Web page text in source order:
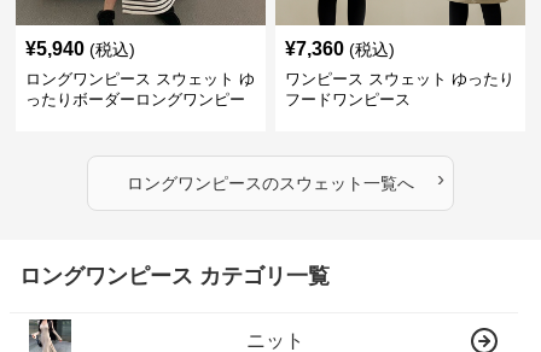
¥5,940 (税込)
ロングワンピース スウェット ゆ
ったりボーダーロングワンピー
¥7,360 (税込)
ワンピース スウェット ゆったり
フードワンピース
ロングワンピースのスウェット一覧へ ›
ロングワンピース カテゴリ一覧
ニット